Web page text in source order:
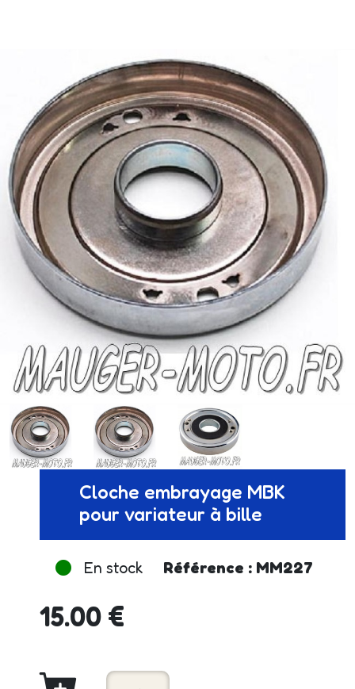
Cloche embrayage MBK
pour variateur à bille
En stock Référence : MM227
15.00 €